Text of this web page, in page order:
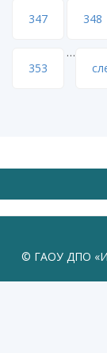
347 348
353
…
© ГАОУ ДПО